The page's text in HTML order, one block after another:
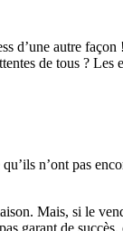
autre
de tous ?
n’ont pas
Mais, si le
garant de succès,